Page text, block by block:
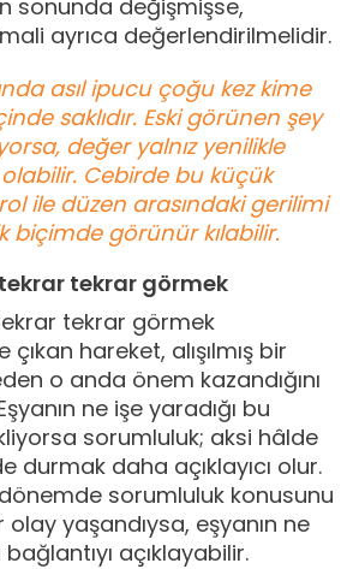
sonunda değişmişse,
ayrıca değerlendirilmelidir.
asıl ipucu çoğu kez kime
saklıdır. Eski görünen şey
değer yalnız yenilikle
Cebirde bu küçük
ile düzen arasındaki gerilimi
biçimde görünür kılabilir.
tekrar görmek
tekrar görmek
çıkan hareket, alışılmış bir
o anda önem kazandığını
ne işe yaradığı bu
sorumluluk; aksi hâlde
durmak daha açıklayıcı olur.
sorumluluk konusunu
olay yaşandıysa, eşyanın ne
açıklayabilir.